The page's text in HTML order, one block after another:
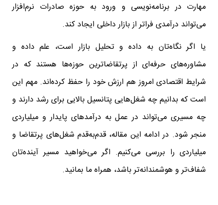
مهارت در برنامه‌نویسی و ورود به حوزه صادرات نرم‌افزار
می‌تواند درآمدی فراتر از بازار داخلی ایجاد کند.
یا اگر نگاه‌تان به داده و تحلیل بازار است، علم داده و
مشاوره‌های حرفه‌ای از پرتقاضاترین حوزه‌ها هستند که در
شرایط اقتصادی امروز هم ارزش خود را حفظ کرده‌اند. مهم این
است که بدانیم چه شغل‌هایی پتانسیل بالایی برای رشد دارند و
چه مسیری می‌تواند در عمل به درآمدهای پایدار و میلیاردی
منجر شود. در ادامه این مقاله، قدم‌به‌قدم شغل‌های پرتقاضا و
میلیاردی را بررسی می‌کنیم. اگر می‌خواهید مسیر آینده‌تان
شفاف‌تر و هوشمندانه‌تر باشد، همراه ما بمانید.